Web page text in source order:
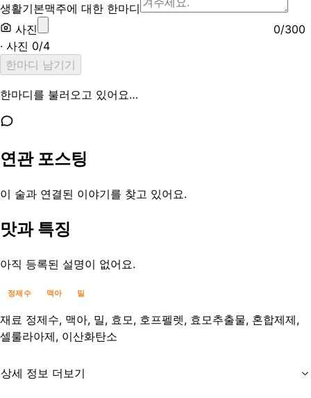
생활기본맥주에 대한 한마디
사진
0/300
· 사진 0/4
한마디 남기기
한마디를 불러오고 있어요…
연관 포스팅
이 술과 연결된 이야기를 찾고 있어요.
맛과 특징
아직 등록된 설명이 없어요.
정제수 맥아 밀
재료 정제수, 맥아, 밀, 효모, 호프펠렛, 효모추출물, 혼합제제,
셀룰라아제, 이산화탄소
상세 정보 더보기